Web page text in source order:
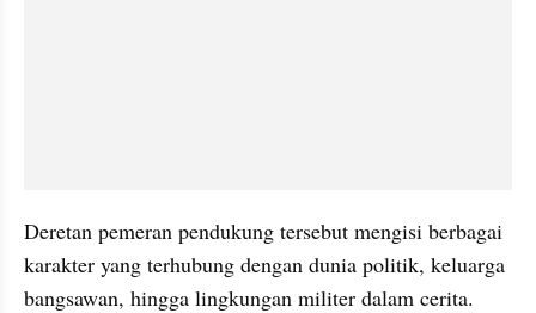
Deretan pemeran pendukung tersebut mengisi berbagai
karakter yang terhubung dengan dunia politik, keluarga
bangsawan, hingga lingkungan militer dalam cerita.